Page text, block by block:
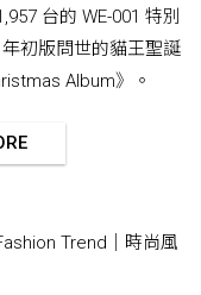
台的 WE-001 特別
初版問世的貓王聖誕
Album》。
Trend｜時尚風